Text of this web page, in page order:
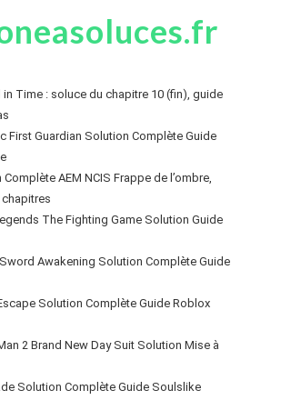
in Time : soluce du chapitre 10 (fin), guide
First Guardian Solution Complète Guide
AEM NCIS Frappe de l’ombre,
The Fighting Game Solution Guide
Awakening Solution Complète Guide
Solution Complète Guide Roblox
2 Brand New Day Suit Solution Mise à
Solution Complète Guide Soulslike